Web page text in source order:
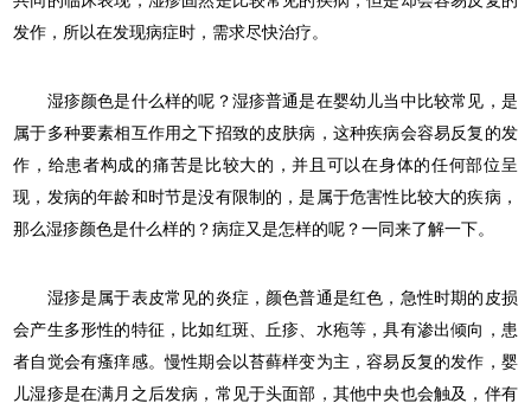
发作，所以在发现病症时，需求尽快治疗。
湿疹颜色是什么样的呢？湿疹普通是在婴幼儿当中比较常见，是
属于多种要素相互作用之下招致的皮肤病，这种疾病会容易反复的发
作，给患者构成的痛苦是比较大的，并且可以在身体的任何部位呈
现，发病的年龄和时节是没有限制的，是属于危害性比较大的疾病，
那么湿疹颜色是什么样的？病症又是怎样的呢？一同来了解一下。
湿疹是属于表皮常见的炎症，颜色普通是红色，急性时期的皮损
会产生多形性的特征，比如红斑、丘疹、水疱等，具有渗出倾向，患
者自觉会有瘙痒感。慢性期会以苔藓样变为主，容易反复的发作，婴
儿湿疹是在满月之后发病，常见于头面部，其他中央也会触及，伴有